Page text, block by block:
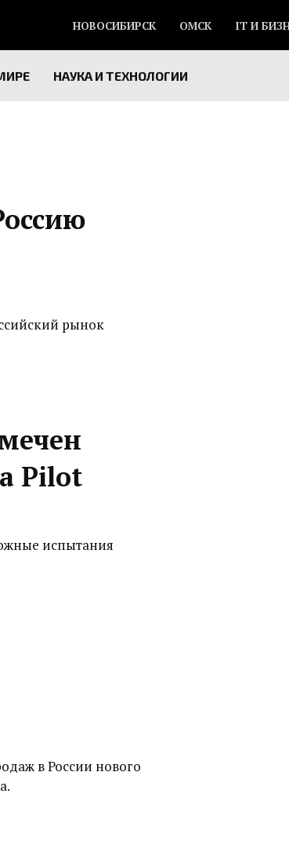
НОВОСИБИРСК ОМСК IT И
НАУКА И ТЕХНОЛОГИИ
рынок
Pilot
испытания
в России нового